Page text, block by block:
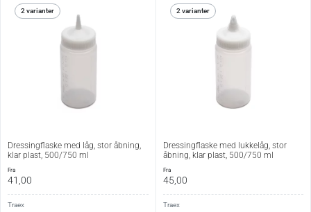
2 varianter
Dressingflaske med låg, stor åbning,
klar plast, 500/750 ml
fra
41,00
Traex
2 varianter
Dressingflaske med lukkelåg, stor
åbning, klar plast, 500/750 ml
fra
45,00
Traex